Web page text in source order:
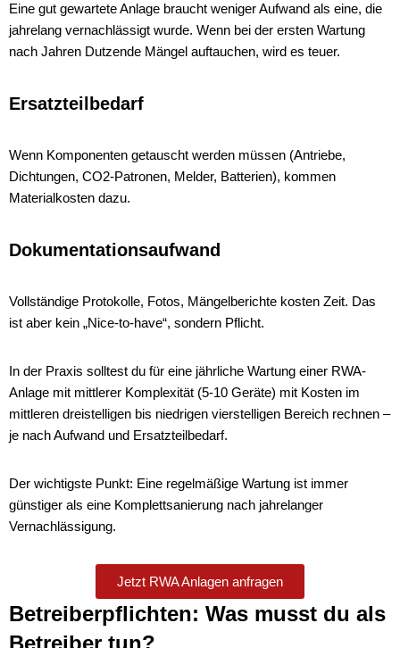
Eine gut gewartete Anlage braucht weniger Aufwand als eine, die
jahrelang vernachlässigt wurde. Wenn bei der ersten Wartung
nach Jahren Dutzende Mängel auftauchen, wird es teuer.
Ersatzteilbedarf
Wenn Komponenten getauscht werden müssen (Antriebe,
Dichtungen, CO2-Patronen, Melder, Batterien), kommen
Materialkosten dazu.
Dokumentationsaufwand
Vollständige Protokolle, Fotos, Mängelberichte kosten Zeit. Das
ist aber kein „Nice-to-have“, sondern Pflicht.
In der Praxis solltest du für eine jährliche Wartung einer RWA-
Anlage mit mittlerer Komplexität (5-10 Geräte) mit Kosten im
mittleren dreistelligen bis niedrigen vierstelligen Bereich rechnen –
je nach Aufwand und Ersatzteilbedarf.
Der wichtigste Punkt: Eine regelmäßige Wartung ist immer
günstiger als eine Komplettsanierung nach jahrelanger
Vernachlässigung.
Jetzt RWA Anlagen anfragen
Betreiberpflichten: Was musst du als
Betreiber tun?